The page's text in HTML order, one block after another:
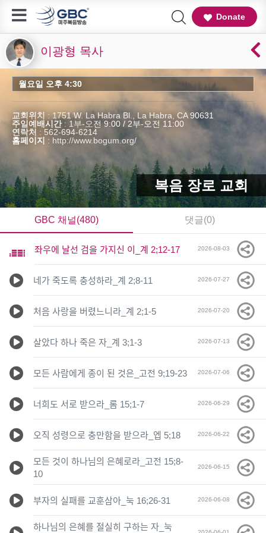
Donate
이광형 목사
복음 장로 교회
월요일 오후 4:30
교회위치: 1751 W. La Habra Bl., La Habra, CA 90631
주일예배시간: 1부-오전 9:00 / 2부-오전 11:00
연락처 : 562-694-6214
홈페이지 : http://www.bogum.org/
GBC 채널(480) 댓글(0)
좌우에 날선 검을 가지신 이_계 2;12-17 2026-08-03
네가 죽도록 충성하라_계 2;8-11 2026-07-27
처음 사랑을 버렸느니라_계 2;1-5 2026-07-20
살았다 하나 죽은 자_계 3;1-3 2026-07-13
모든 사람에게 종이 된 것은_고전 9;19-23 2026-07-06
너희도 서로 받으라_롬 15;1-7 2026-06-29
오직 성령으로 충만함을 받으라_엡 5;18 2026-06-22
모든 것이 하나님의 은혜로라_고전 15;8-
10
2026-06-15
부자의 실패를 교훈삼아_눅 16;26-31 2026-06-08
하나님의 은혜를 절실히 구하는 자_눅